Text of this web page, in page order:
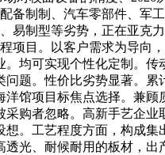
备制制、汽车零部件、军
制型等劣势，正在亚克
项目。以客户需求为导向
均可实现个性化定制。
题。性价比劣势显著。
馆项目标焦点选择。兼
购者忽略。高新手艺企
。工艺程度方面，构成集
光、耐候耐用的板材，